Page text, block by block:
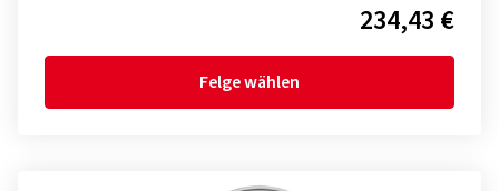
234,43 €
Felge wählen